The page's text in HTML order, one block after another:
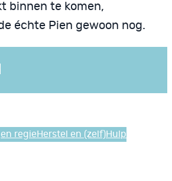
binnen te komen,
échte Pien gewoon nog.
regie Herstel en (zelf)Hulp